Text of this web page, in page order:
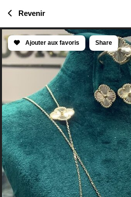
Ajouter aux favoris Share
Revenir